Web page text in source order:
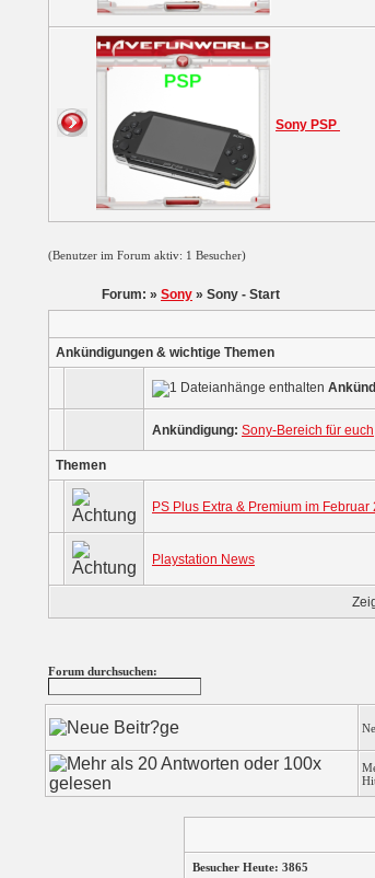
Sony PSP
(Benutzer im Forum aktiv: 1 Besucher)
Forum: » Sony » Sony - Start
Ankündigungen & wichtige Themen
Ankündigung: Sony-Bereich für euch
Themen
PS Plus Extra & Premium im Februar
Playstation News
Forum durchsuchen:
Besucher Heute: 3865